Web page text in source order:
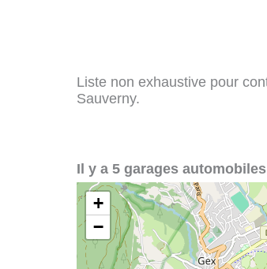
Liste non exhaustive pour
Sauverny.
Il y a 5 garages
+
−